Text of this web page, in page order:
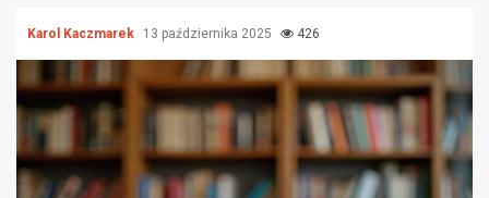
Karol Kaczmarek 13 października 2025 426